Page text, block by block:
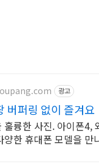
광고
버퍼링 없이 즐겨요
훌륭한 사진. 아이폰4,
양한 휴대폰 모델을 만